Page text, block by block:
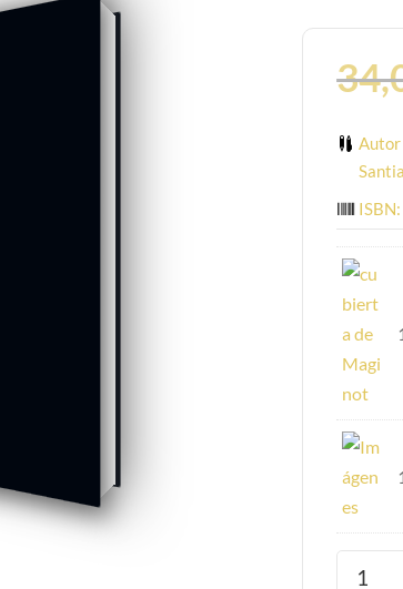
Autor
ISBN: